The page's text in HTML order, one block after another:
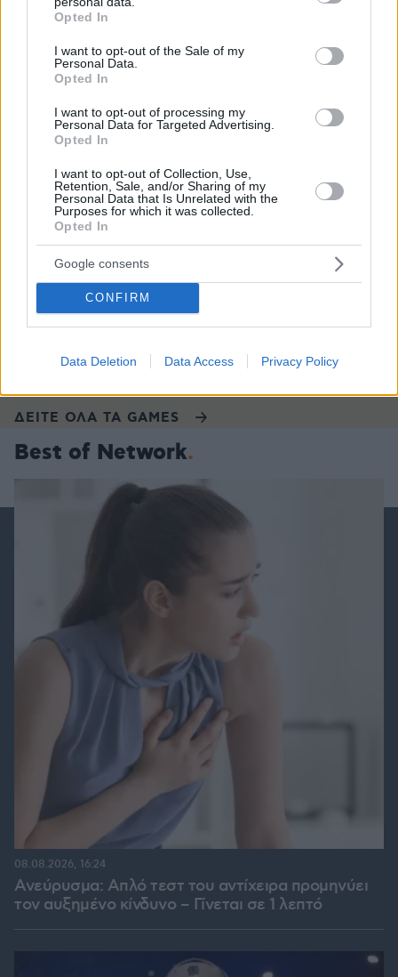
grant or deny consent to Google and its third-party tags to
use your data for below specified purposes in below Google
consent section.
Opted In
I want to opt-out of the Sale of my
Personal Data.
Opted In
I want to opt-out of processing my
Personal Data for Targeted Advertising.
Opted In
I want to opt-out of Collection, Use,
Retention, Sale, and/or Sharing of my
Personal Data that Is Unrelated with the
Purposes for which it was collected.
Opted In
Google consents
CONFIRM
Data Deletion Data Access Privacy Policy
4χρονος σε πισίνα beach bar, βούτηξε
ο μπάρμαν για να τον σώσει
Games
Cut The Rope Northern Heights Candy
ΔΕΙΤΕ ΟΛΑ ΤΑ GAMES
Best of Network
Ανεύρυσμα: Απλό τεστ του αντίχειρα προμηνύει
τον αυξημένο κίνδυνο – Γίνεται σε 1 λεπτό
08.08.2026, 16:24